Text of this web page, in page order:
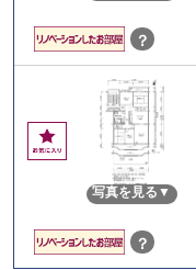
？
お
気
写真を見る
？